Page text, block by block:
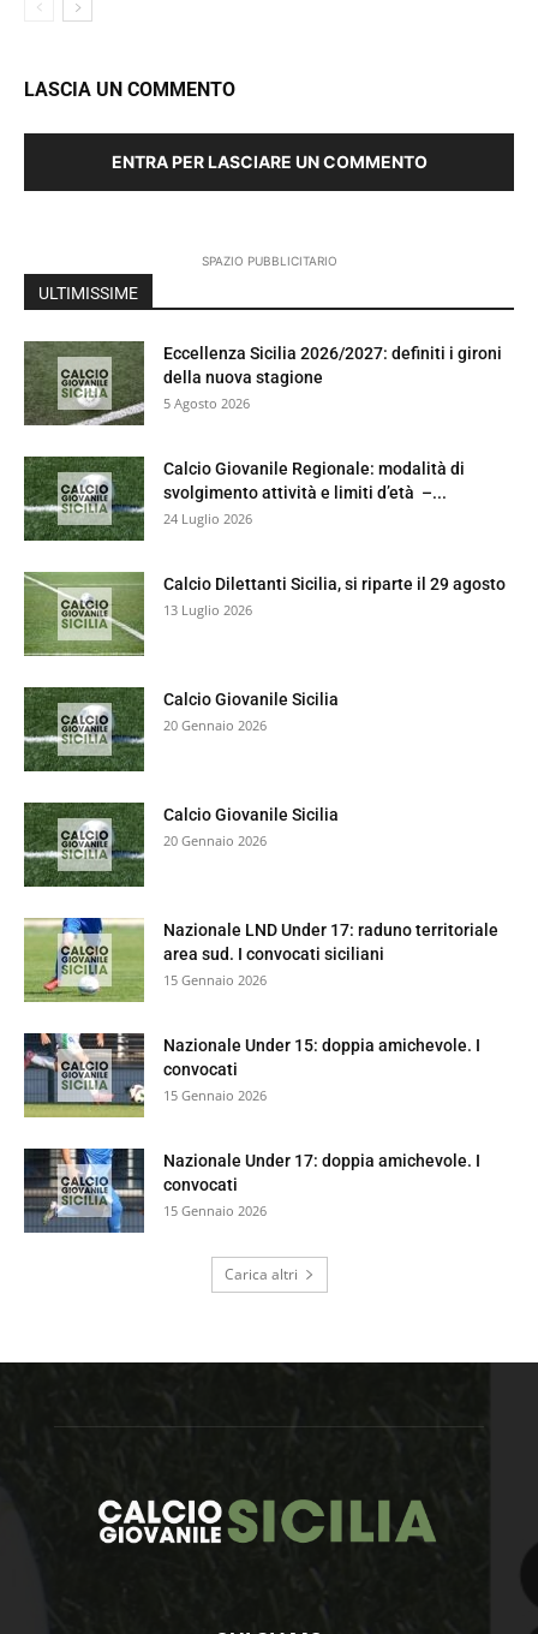
LASCIA UN COMMENTO
ENTRA PER LASCIARE UN COMMENTO
SPAZIO PUBBLICITARIO
ULTIMISSIME
Eccellenza Sicilia 2026/2027: definiti i gironi
della nuova stagione
5 Agosto 2026
Calcio Giovanile Regionale: modalità di
svolgimento attività e limiti d’età –...
24 Luglio 2026
Calcio Dilettanti Sicilia, si riparte il 29 agosto
13 Luglio 2026
Calcio Giovanile Sicilia
20 Gennaio 2026
Calcio Giovanile Sicilia
20 Gennaio 2026
Nazionale LND Under 17: raduno territoriale
area sud. I convocati siciliani
15 Gennaio 2026
Nazionale Under 15: doppia amichevole. I
convocati
15 Gennaio 2026
Nazionale Under 17: doppia amichevole. I
convocati
15 Gennaio 2026
Carica altri